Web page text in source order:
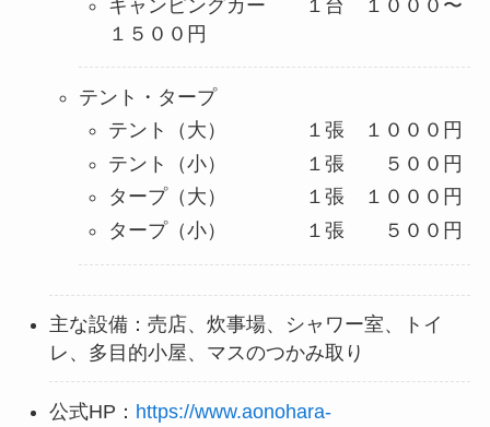
キャンピングカー １台 １０００〜
１５００円
テント・タープ
テント（大） １張 １０００円
テント（小） １張 ５００円
タープ（大） １張 １０００円
タープ（小） １張 ５００円
主な設備：売店、炊事場、シャワー室、トイ
レ、多目的小屋、マスのつかみ取り
公式HP： https://www.aonohara-